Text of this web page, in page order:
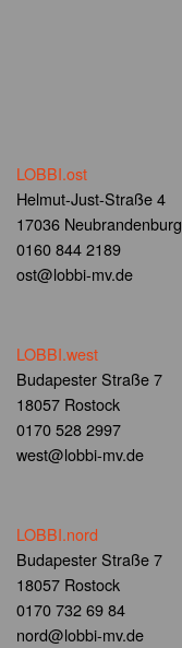
LOBBI.ost
Helmut-Just-Straße 4
17036 Neubrandenburg
0160 844 2189
ost@lobbi-mv.de
LOBBI.west
Budapester Straße 7
18057 Rostock
0170 528 2997
west@lobbi-mv.de
LOBBI.nord
Budapester Straße 7
18057 Rostock
0170 732 69 84
nord@lobbi-mv.de